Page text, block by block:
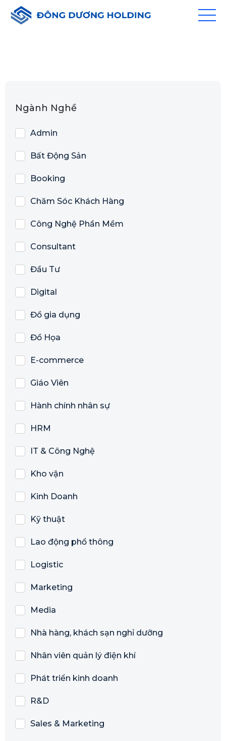
Ngành Nghề
Admin
Bất Động Sản
Booking
Chăm Sóc Khách Hàng
Công Nghệ Phần Mềm
Consultant
Đầu Tư
Digital
Đồ gia dụng
Đồ Họa
E-commerce
Giáo Viên
Hành chính nhân sự
HRM
IT & Công Nghệ
Kho vận
Kinh Doanh
Kỹ thuật
Lao động phổ thông
Logistic
Marketing
Media
Nhà hàng, khách sạn nghỉ dưỡng
Nhân viên quản lý điện khí
Phát triển kinh doanh
R&D
Sales & Marketing